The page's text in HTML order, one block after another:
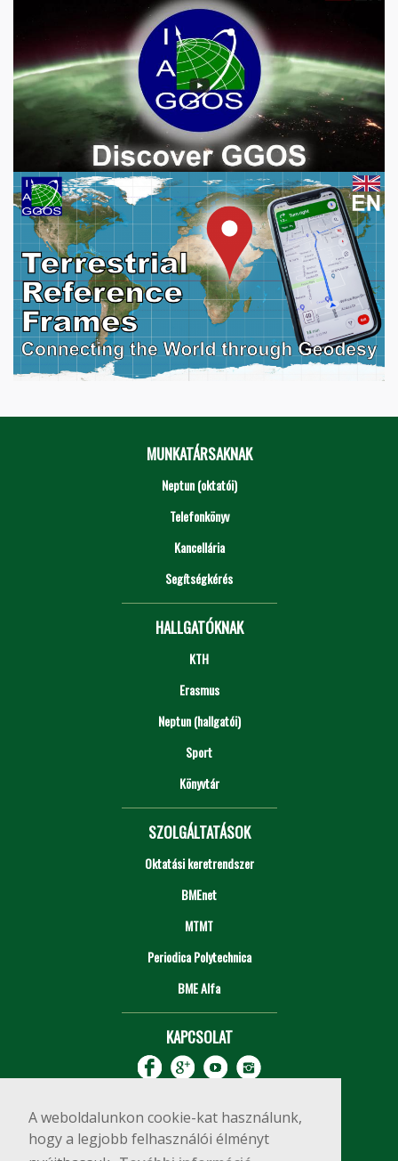
A weboldalunkon cookie-kat használunk,
hogy a legjobb felhasználói élményt
MUNKATÁRSAKNAK
Neptun (oktatói)
Telefonkönyv
Kancellária
Segítségkérés
HALLGATÓKNAK
KTH
Erasmus
Neptun (hallgatói)
Sport
Könyvtár
SZOLGÁLTATÁSOK
Oktatási keretrendszer
BMEnet
MTMT
Periodica Polytechnica
BME Alfa
KAPCSOLAT